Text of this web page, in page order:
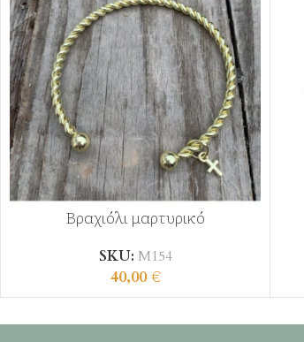
Βραχιόλι μαρτυρικό
SKU: Μ154
40,00€